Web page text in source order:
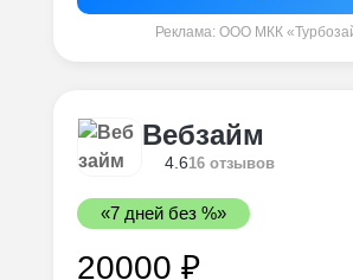
Реклама: ООО МКК
Вебзайм
4.616 отзывов
«7 дней без %»
20000 ₽